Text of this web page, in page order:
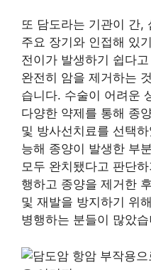
또 담도라는 기관이 간,
주요 장기와 인접해 있
전이가 발생하기 쉽다
완전히 암을 제거하는
습니다. 수술이 어려운
다양한 약제를 통해 종
및 방사선치료를 선택
능해 종양이 발생한 부
모두 완치됐다고 판단
행하고 종양을 제거한
및 재발을 방지하기 위
병행하는 분들이 많았